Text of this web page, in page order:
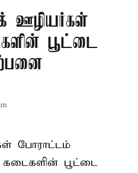
ஊழியர்கள்
பூட்டை
போராட்டம்
பூட்டை